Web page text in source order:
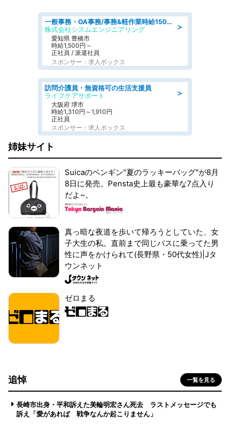
＞
一般事務・OA事務/事務&軽作業時給1500円土日祝休み各種社保完備
株式会社シスムエンジニアリング
愛知県 豊橋市
時給1,500円～
正社員 / 派遣社員
スポンサー：求人ボックス
＞
訪問介護員・無資格可の生活支援員
ライフケアサポート
大阪府 堺市
時給1,310円～1,910円
正社員
スポンサー：求人ボックス
姉妹サイト
Suicaのペンギン"夏のラッキーバッグ"が8月
8日に発売。Pensta史上最も豪華な7点入り
だよ~。
真っ暗な夜道を歩いて帰ろうとしていた、女
子大生の私。直前まで同じバスに乗ってた男
性に声をかけられて(長野県・50代女性)|Jタ
ウンネット
ゼロまる
追悼 一覧を見る
長崎市出身・平和訴えた美輪明宏さん死去 ラストメッセージでも
訴え「愛があれば 戦争なんか起こりません」